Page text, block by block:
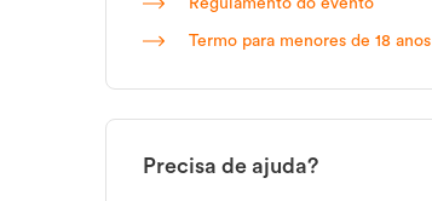
Regulamento do evento
Termo para menores de 18 anos
Precisa de ajuda?